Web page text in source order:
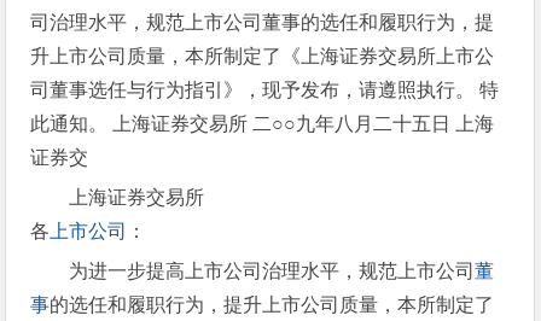
司治理水平，规范上市公司董事的选任和履职行为，提
升上市公司质量，本所制定了《上海证券交易所上市公
司董事选任与行为指引》，现予发布，请遵照执行。 特
此通知。 上海证券交易所 二○○九年八月二十五日 上海
证券交
上海证券交易所
各 上市公司
：
为进一步提高上市公司治理水平，规范上市公司董
事的选任和履职行为，提升上市公司质量，本所制定了